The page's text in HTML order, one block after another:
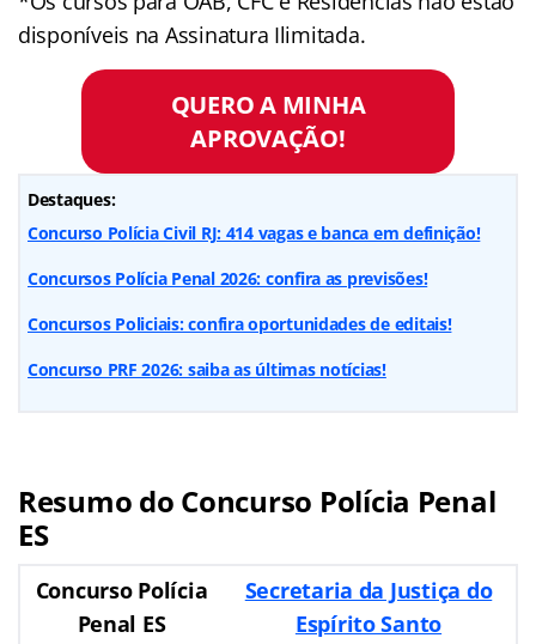
disponíveis na Assinatura Ilimitada.
QUERO A MINHA
APROVAÇÃO!
Destaques:
Concurso Polícia Civil RJ: 414 vagas e banca em definição!
Concursos Polícia Penal 2026: confira as previsões!
Concursos Policiais: confira oportunidades de editais!
Concurso PRF 2026: saiba as últimas notícias!
Resumo do Concurso Polícia Penal
ES
Concurso Polícia
Penal ES
Secretaria da Justiça do
Espírito Santo